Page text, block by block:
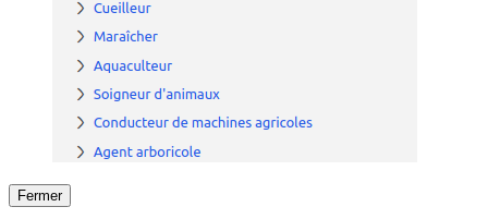
Fermer